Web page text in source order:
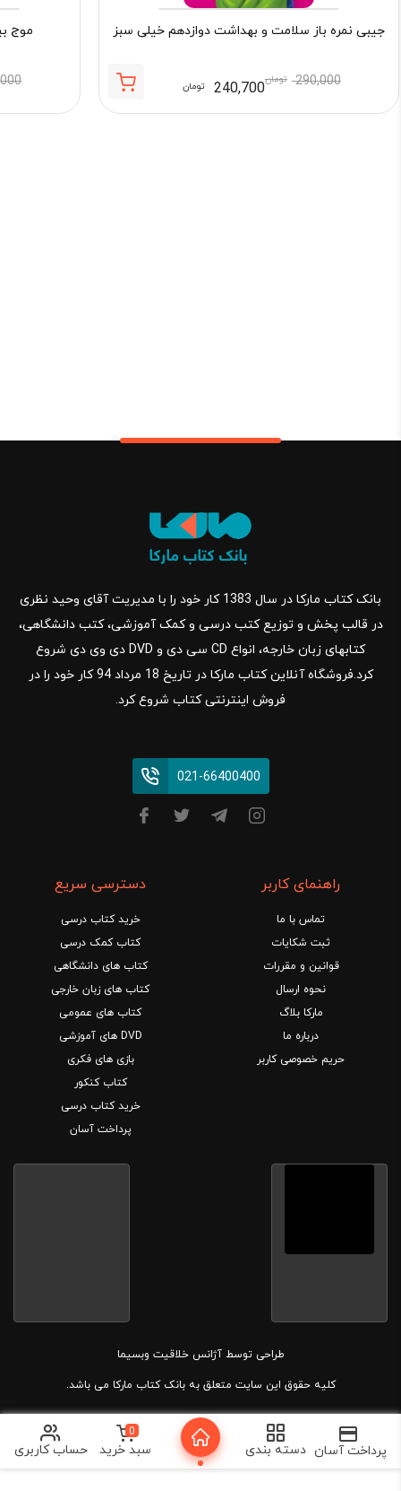
جیبی نمره باز سلامت و بهداشت دوازدهم خیلی سبز
290,000 تومان240,700 تومان
موج
بانک کتاب مارکا در سال 1383 کار خود را با مدیریت آقای وحید نظری
در قالب پخش و توزیع کتب درسی و کمک آموزشی، کتب دانشگاهی،
کتابهای زبان خارجه، انواع CD سی دی و DVD دی وی دی شروع
کرد.فروشگاه آنلاین کتاب مارکا در تاریخ 18 مرداد 94 کار خود را در
فروش اینترنتی کتاب شروع کرد.
021-66400400
راهنمای کاربر
تماس با ما
ثبت شکایات
قوانین و مقررات
نحوه ارسال
مارکا بلاگ
درباره ما
حریم خصوصی کاربر
دسترسی سریع
خرید کتاب درسی
کتاب کمک درسی
کتاب های دانشگاهی
کتاب های زبان خارجی
کتاب های عمومی
DVD های آموزشی
بازی های فکری
کتاب کنکور
خرید کتاب درسی
پرداخت آسان
طراحی توسطآژانس خلاقیت وبسیما
کلیه حقوق این سایت متعلق به بانک کتاب مارکا می باشد.
پرداخت آسان دسته بندی
0
سبد خرید حساب کاربری